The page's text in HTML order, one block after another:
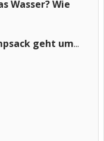
Wasser? Wie
geht um...